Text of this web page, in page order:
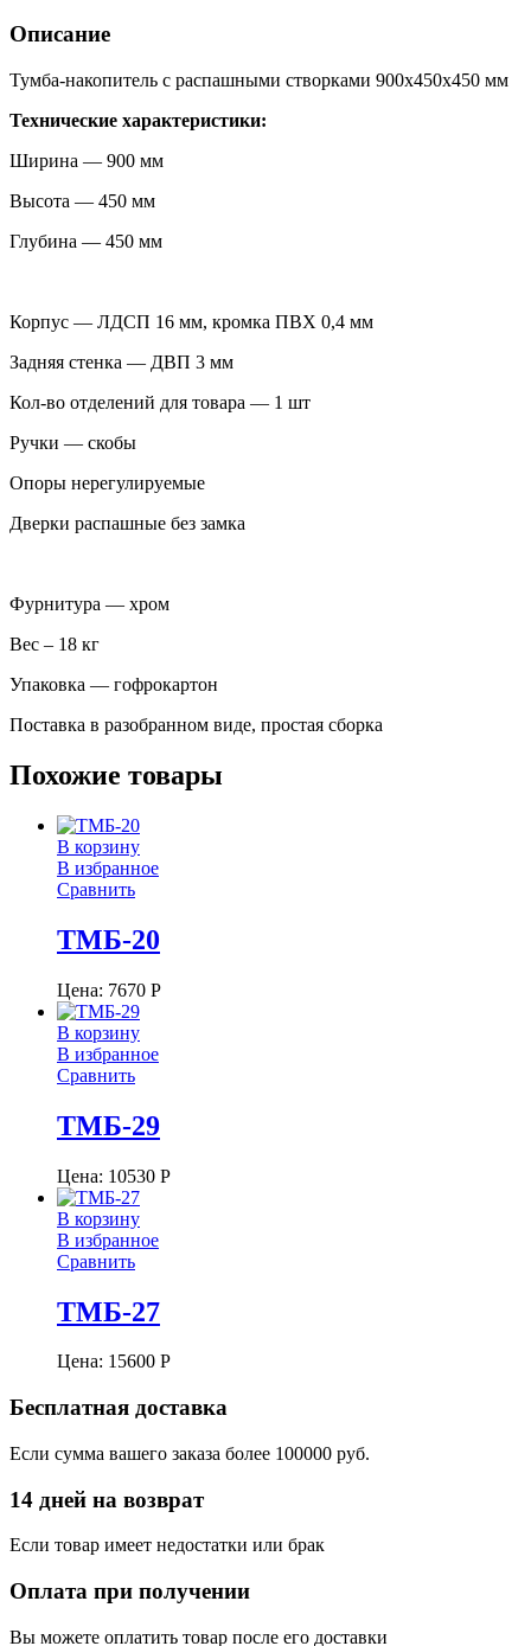
Описание
Тумба-накопитель с распашными створками 900х450х450 мм
Технические характеристики:
Ширина — 900 мм
Высота — 450 мм
Глубина — 450 мм
Корпус — ЛДСП 16 мм, кромка ПВХ 0,4 мм
Задняя стенка — ДВП 3 мм
Кол-во отделений для товара — 1 шт
Ручки — скобы
Опоры нерегулируемые
Дверки распашные без замка
Фурнитура — хром
Вес – 18 кг
Упаковка — гофрокартон
Поставка в разобранном виде, простая сборка
Похожие товары
В корзину
В избранное
Сравнить
ТМБ-20
Цена: 7670 Р
В корзину
В избранное
Сравнить
ТМБ-29
Цена: 10530 Р
В корзину
В избранное
Сравнить
ТМБ-27
Цена: 15600 Р
Бесплатная доставка
Если сумма вашего заказа более 100000 руб.
14 дней на возврат
Если товар имеет недостатки или брак
Оплата при получении
Вы можете оплатить товар после его доставки